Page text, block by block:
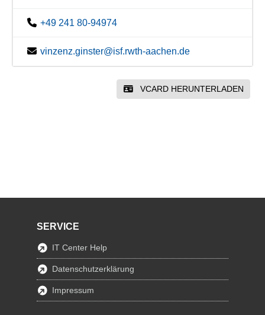
+49 241 80-94974
vinzenz.ginster@isf.rwth-aachen.de
VCARD HERUNTERLADEN
SERVICE
IT Center Help
Datenschutzerklärung
Impressum